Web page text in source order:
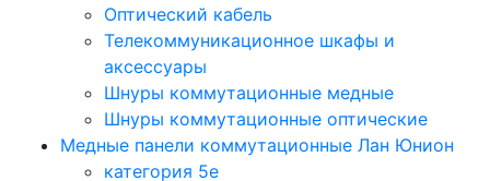
Оптический кабель
Телекоммуникационное шкафы и
аксессуары
Шнуры коммутационные медные
Шнуры коммутационные оптические
Медные панели коммутационные Лан Юнион
категория 5e